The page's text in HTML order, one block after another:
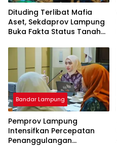
Dituding Terlibat Mafia
Aset, Sekdaprov Lampung
Buka Fakta Status Tanah
Bandar Lampung
Pemprov Lampung
Intensifkan Percepatan
Penanggulangan